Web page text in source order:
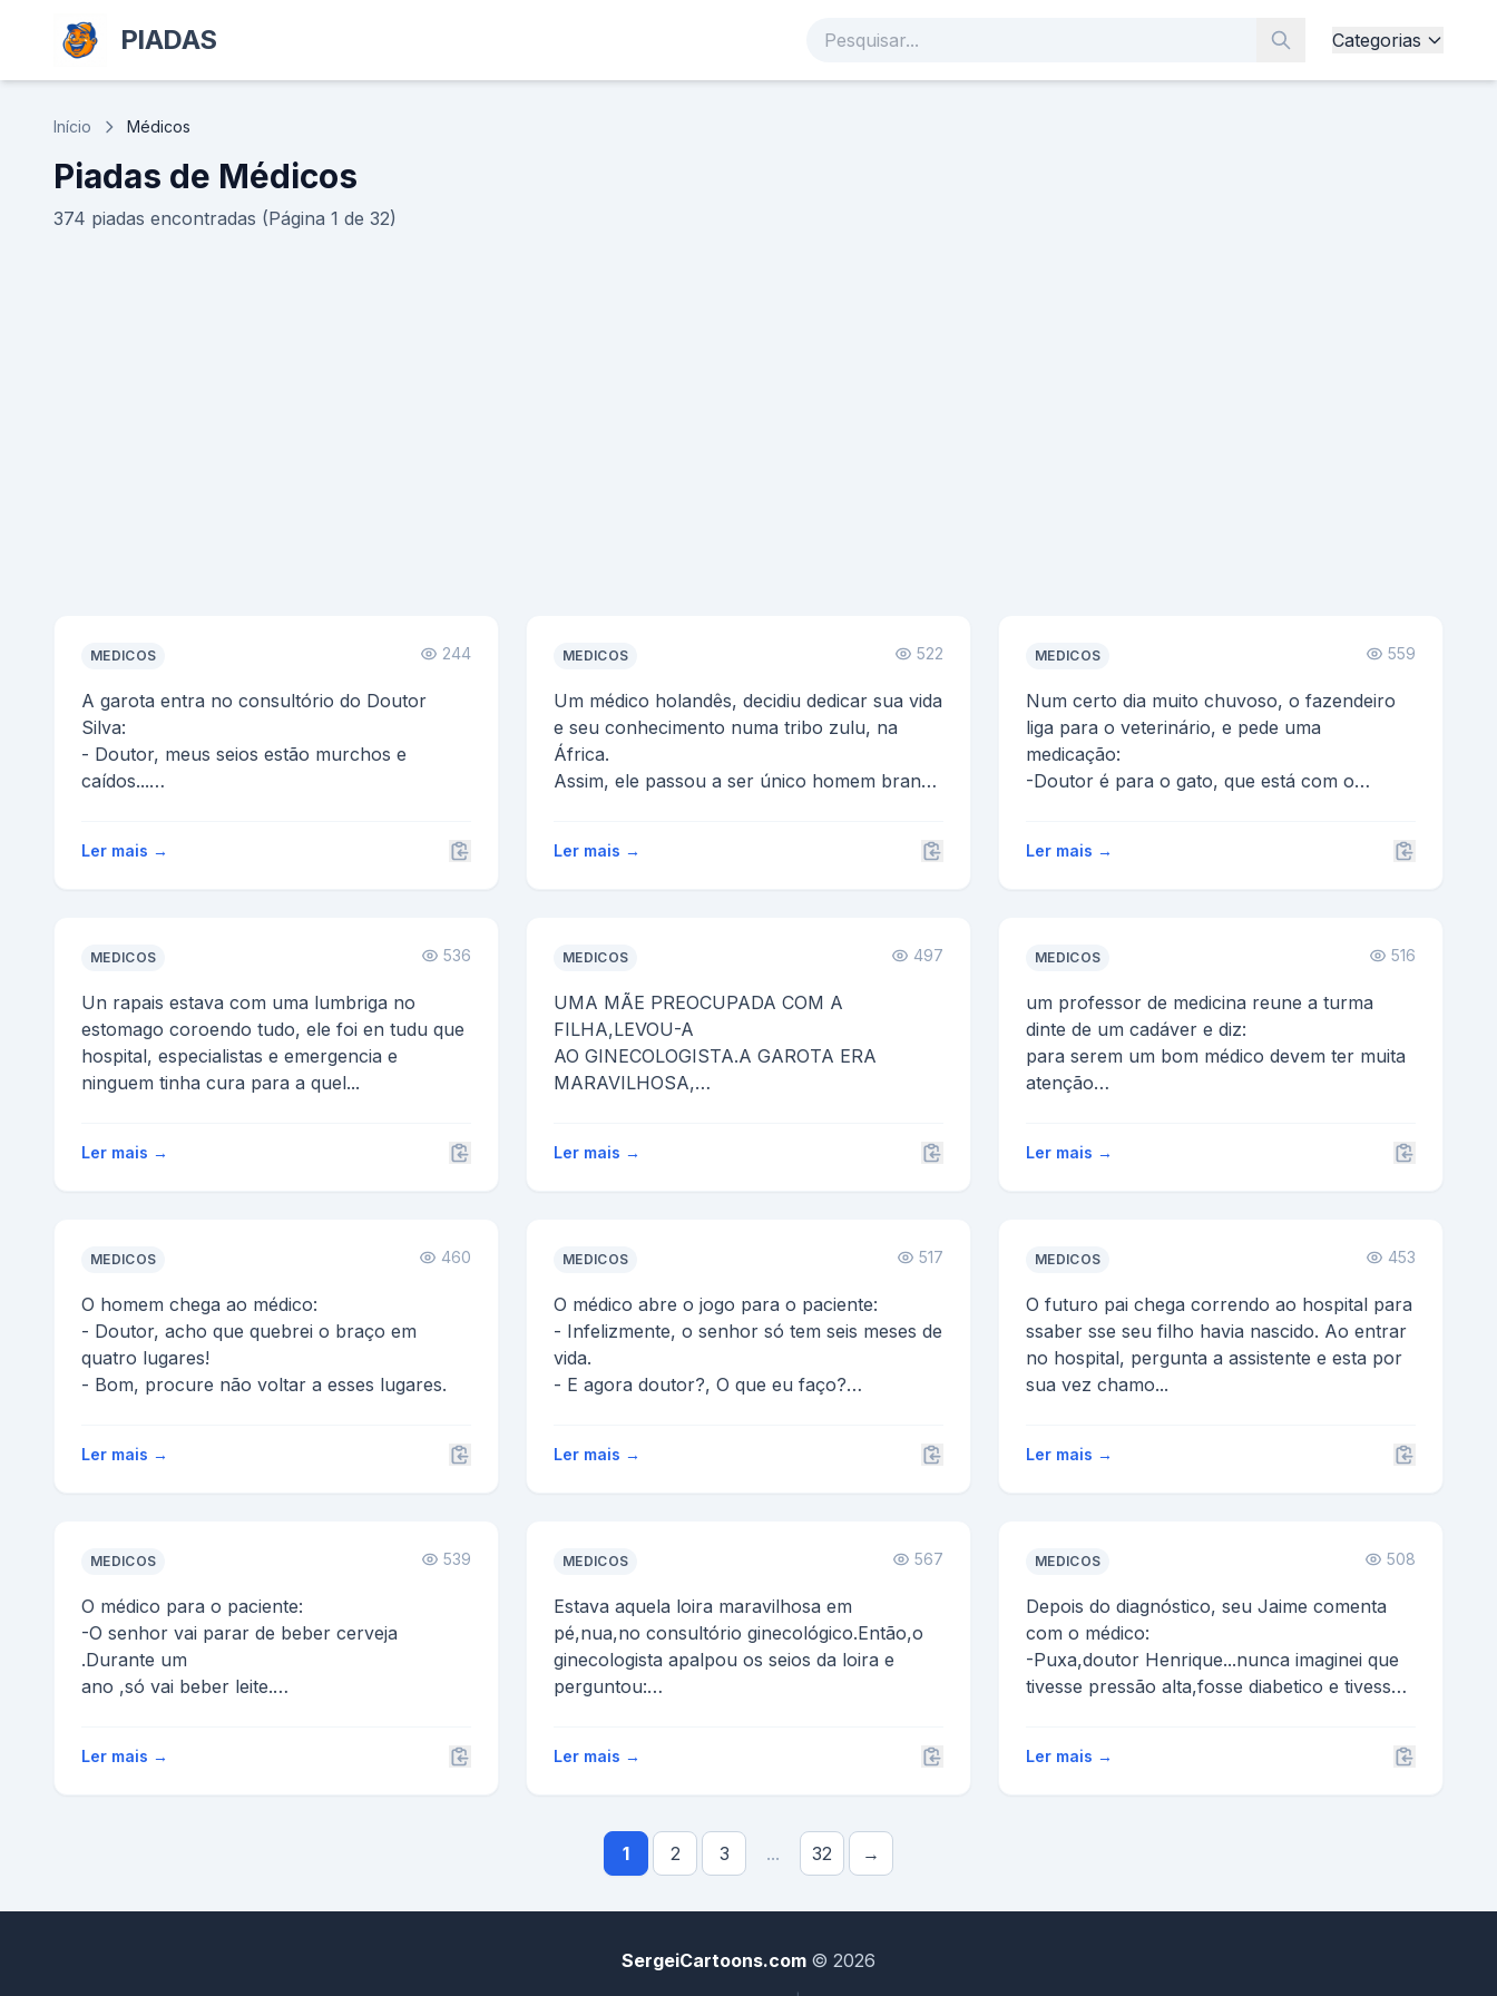
PIADAS Categorias
Início Médicos
Piadas de Médicos
374 piadas encontradas (Página 1 de 32)
MEDICOS 244
A garota entra no consultório do Doutor
Silva:
- Doutor, meus seios estão murchos e
caídos...
Ler mais →
MEDICOS 522
Um médico holandês, decidiu dedicar sua vida
e seu conhecimento numa tribo zulu, na
África.
Assim, ele passou a ser único homem branco
Ler mais →
MEDICOS 559
Num certo dia muito chuvoso, o fazendeiro
liga para o veterinário, e pede uma
medicação:
-Doutor é para o gato, que está com o
Ler mais →
MEDICOS 536
Un rapais estava com uma lumbriga no
estomago coroendo tudo, ele foi en tudu que
hospital, especialistas e emergencia e
ninguem tinha cura para a quel...
Ler mais →
MEDICOS 497
UMA MÃE PREOCUPADA COM A
FILHA,LEVOU-A
AO GINECOLOGISTA.A GAROTA ERA
MARAVILHOSA,
Ler mais →
MEDICOS 516
um professor de medicina reune a turma
dinte de um cadáver e diz:
para serem um bom médico devem ter muita
atenção
Ler mais →
MEDICOS 460
O homem chega ao médico:
- Doutor, acho que quebrei o braço em
quatro lugares!
- Bom, procure não voltar a esses lugares.
Ler mais →
MEDICOS 517
O médico abre o jogo para o paciente:
- Infelizmente, o senhor só tem seis meses de
vida.
- E agora doutor?, O que eu faço?
Ler mais →
MEDICOS 453
O futuro pai chega correndo ao hospital para
ssaber sse seu filho havia nascido. Ao entrar
no hospital, pergunta a assistente e esta por
sua vez chamo...
Ler mais →
MEDICOS 539
O médico para o paciente:
-O senhor vai parar de beber cerveja
.Durante um
ano ,só vai beber leite.
Ler mais →
MEDICOS 567
Estava aquela loira maravilhosa em
pé,nua,no consultório ginecológico.Então,o
ginecologista apalpou os seios da loira e
perguntou:
Ler mais →
MEDICOS 508
Depois do diagnóstico, seu Jaime comenta
com o médico:
-Puxa,doutor Henrique...nunca imaginei que
tivesse pressão alta,fosse diabetico e tivesse
Ler mais →
1 2 3 ... 32 →
SergeiCartoons.com © 2026